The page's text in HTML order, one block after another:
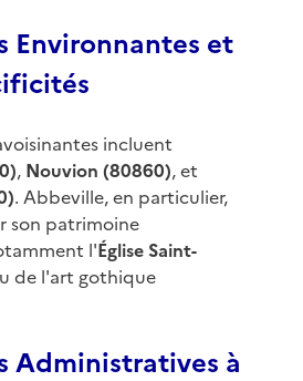
Environnantes et
incluent
, Nouvion (80860), et
. Abbeville, en particulier,
son patrimoine
l'Église Saint-
de l'art gothique
Administratives à